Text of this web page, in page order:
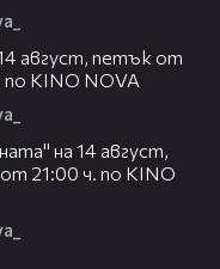
август, петък от
по KINO NOVA
на 14 август,
21:00 ч. по KINO